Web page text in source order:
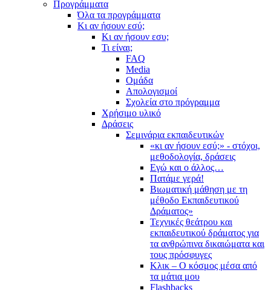
Προγράμματα
Όλα τα προγράμματα
Κι αν ήσουν εσύ;
Κι αν ήσουν εσυ;
Τι είναι;
FAQ
Media
Ομάδα
Απολογισμοί
Σχολεία στο πρόγραμμα
Χρήσιμο υλικό
Δράσεις
Σεμινάρια εκπαιδευτικών
«κι αν ήσουν εσύ;» - στόχοι,
μεθοδολογία, δράσεις
Εγώ και ο άλλος…
Πατάμε γερά!
Βιωματική μάθηση με τη
μέθοδο Εκπαιδευτικού
Δράματος»
Τεχνικές θεάτρου και
εκπαιδευτικού δράματος για
τα ανθρώπινα δικαιώματα και
τους πρόσφυγες
Κλικ – Ο κόσμος μέσα από
τα μάτια μου
Flashbacks